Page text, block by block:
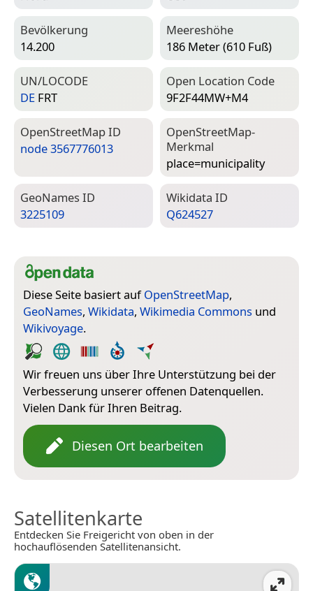
Bevölkerung
14.200
Meereshöhe
186 Meter (610 Fuß)
UN/LOCODE
DE FRT
Open Location Code
9F2F44MW+M4
Open­Street­Map ID
node 3567776013
Open­Street­Map-
Merkmal
place=­municipality
Geo­Names ID
3225109
Wiki­data ID
Q624527
Diese Seite basiert aufOpenStreetMap,
GeoNames, Wikidata, Wikimedia Commons und
Wikivoyage.
Wir freuen uns über Ihre Unterstützung bei der
Verbesserung unserer offenen Datenquellen.
Vielen Dank für Ihren Beitrag.
Diesen Ort bearbeiten
Satellitenkarte
Entdecken Sie Freigericht von oben in der
hochauflösenden Satellitenansicht.